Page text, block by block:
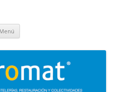
pastelerías, restauración y
Menú Saltar
contenido